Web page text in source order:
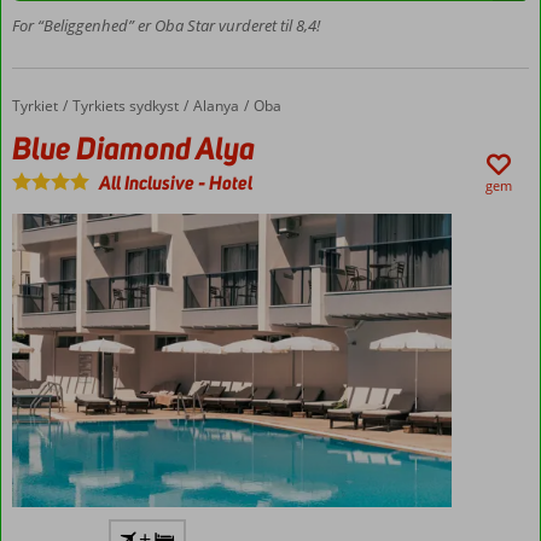
- 2km
Ligger
midt i
Oba
For “Beliggenhed” er Oba Star vurderet til 8,4!
Forside
Tyrkiet Tyrkiets sydkyst Alanya Oba
Blue Diamond Alya
Blue Diamond Alya
All Inclusive-Hotel gem